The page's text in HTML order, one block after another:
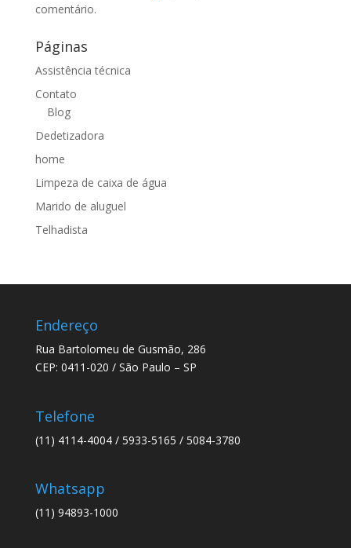
comentário.
Páginas
Assistência técnica
Contato
Blog
Dedetizadora
home
Limpeza de caixa de água
Marido de aluguel
Telhadista
Endereço
Rua Bartolomeu de Gusmão, 286
CEP: 0411-020 / São Paulo – SP
Telefone
(11) 4114-4004 / 5933-5165 / 5084-3780
Whatsapp
(11) 94893-1000